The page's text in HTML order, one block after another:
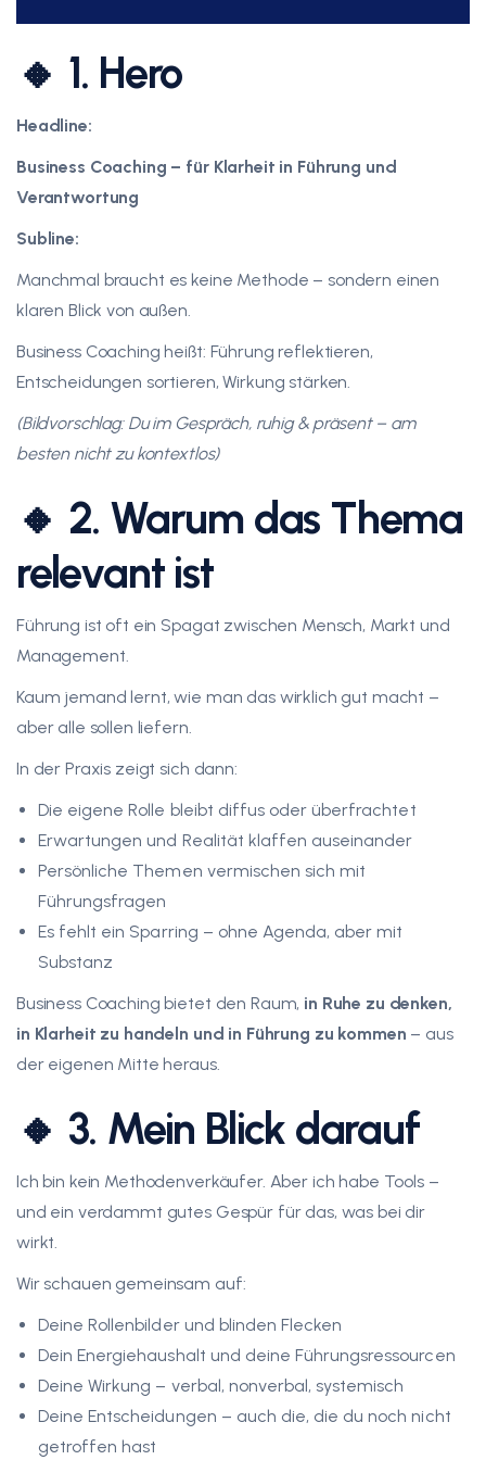
🔸 1. Hero
Headline:
Business Coaching – für Klarheit in Führung und
Verantwortung
Subline:
Manchmal braucht es keine Methode – sondern einen
klaren Blick von außen.
Business Coaching heißt: Führung reflektieren,
Entscheidungen sortieren, Wirkung stärken.
(Bildvorschlag: Du im Gespräch, ruhig & präsent – am
besten nicht zu kontextlos)
🔸 2. Warum das Thema
relevant ist
Führung ist oft ein Spagat zwischen Mensch, Markt und
Management.
Kaum jemand lernt, wie man das wirklich gut macht –
aber alle sollen liefern.
In der Praxis zeigt sich dann:
Die eigene Rolle bleibt diffus oder überfrachtet
Erwartungen und Realität klaffen auseinander
Persönliche Themen vermischen sich mit
Führungsfragen
Es fehlt ein Sparring – ohne Agenda, aber mit
Substanz
Business Coaching bietet den Raum, in Ruhe zu denken,
in Klarheit zu handeln und in Führung zu kommen – aus
der eigenen Mitte heraus.
🔸 3. Mein Blick darauf
Ich bin kein Methodenverkäufer. Aber ich habe Tools –
und ein verdammt gutes Gespür für das, was bei dir
wirkt.
Wir schauen gemeinsam auf:
Deine Rollenbilder und blinden Flecken
Dein Energiehaushalt und deine Führungsressourcen
Deine Wirkung – verbal, nonverbal, systemisch
Deine Entscheidungen – auch die, die du noch nicht
getroffen hast